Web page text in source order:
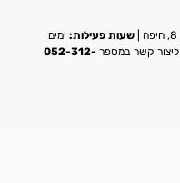
שעות פעילות: ימים
052-312-